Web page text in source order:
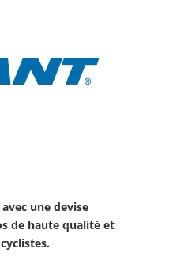
une devise
de haute qualité et